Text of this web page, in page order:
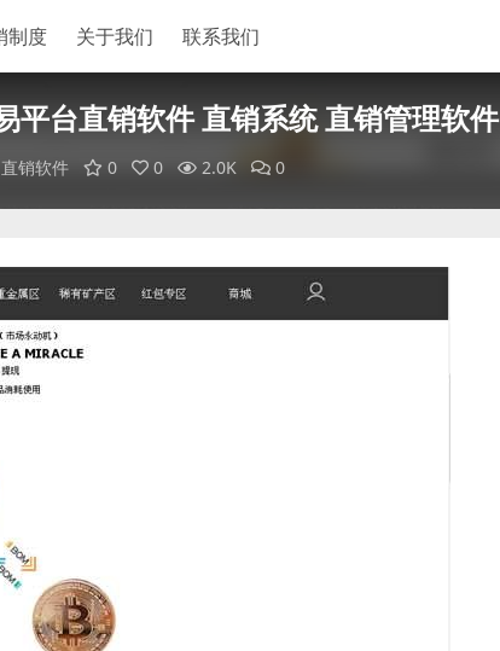
制度 关于我们 联系我们
平台直销软件 直销系统 直销管理软件
直销软件 0 0 2.0K 0